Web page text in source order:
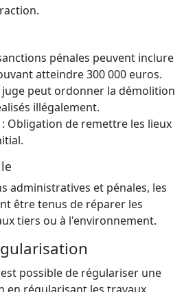
pénales peuvent inclure
atteindre 300 000 euros.
juge peut ordonner la démolition
illégalement.
: Obligation de remettre les lieux
administratives et pénales, les
être tenus de réparer les
tiers ou à l'environnement.
possible de régulariser une
régularisant les travaux